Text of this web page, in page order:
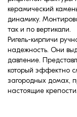
керамический
динамику.
так и по вертикали.
Ригель-кирпичи
надежность. Они
давление.
который эффектно
загородных домах,
настоящие крепости.